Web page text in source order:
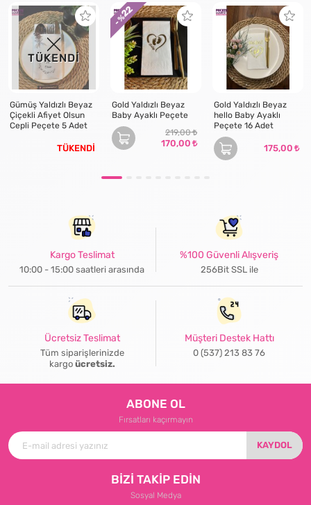
TÜKENDİ
Gümüş Yaldızlı Beyaz
Çiçekli Afiyet Olsun
Cepli Peçete 5 Adet
TÜKENDİ
Gold Yaldızlı Beyaz
Baby Ayaklı Peçete
219,00
170,00
- %
22
Gold Yaldızlı Beyaz
hello Baby Ayaklı
Peçete 16 Adet
175,00
Kargo Teslimat
10:00 - 15:00 saatleri arasında
%100 Güvenli Alışveriş
256Bit SSL ile
Ücretsiz Teslimat
Tüm siparişlerinizde
kargo ücretsiz.
Müşteri Destek Hattı
0 (537) 213 83 76
ABONE OL
Fırsatları kaçırmayın
KAYDOL
BİZİ TAKİP EDİN
Sosyal Medya